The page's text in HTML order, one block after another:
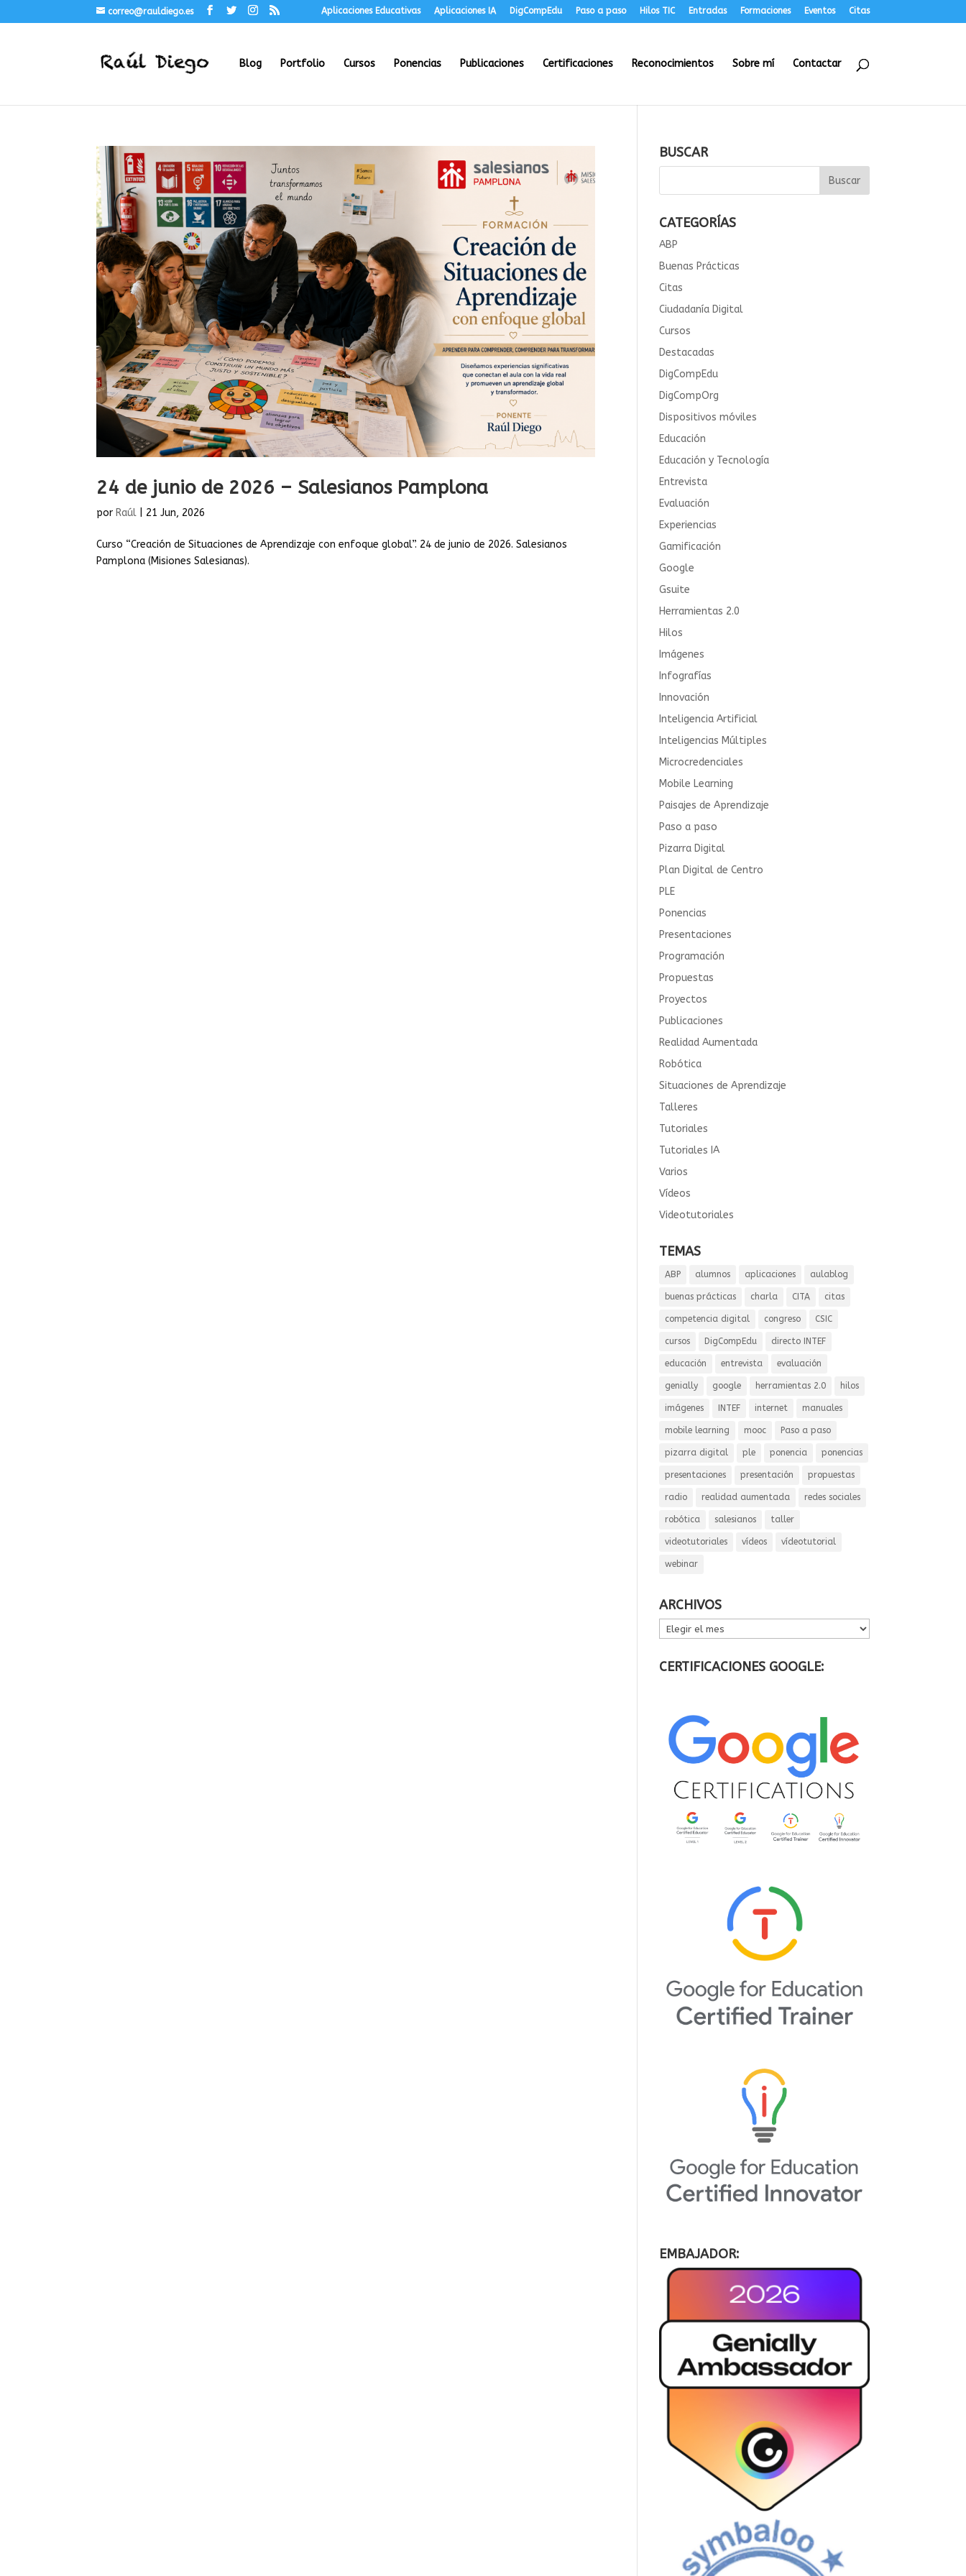
correo@rauldiego.es Aplicaciones Educativas Aplicaciones IA DigCompEdu Paso a paso Hilos TIC Entradas Formaciones Eventos Citas
Blog Portfolio Cursos Ponencias Publicaciones Certificaciones Reconocimientos Sobre mí Contactar
24 de junio de 2026 – Salesianos Pamplona
porRaúl 21 Jun, 2026
Curso “Creación de Situaciones de Aprendizaje con enfoque global”. 24 de junio de 2026. Salesianos
Pamplona (Misiones Salesianas).
BUSCAR
CATEGORÍAS
ABP
Buenas Prácticas
Citas
Ciudadanía Digital
Cursos
Destacadas
DigCompEdu
DigCompOrg
Dispositivos móviles
Educación
Educación y Tecnología
Entrevista
Evaluación
Experiencias
Gamificación
Google
Gsuite
Herramientas 2.0
Hilos
Imágenes
Infografías
Innovación
Inteligencia Artificial
Inteligencias Múltiples
Microcredenciales
Mobile Learning
Paisajes de Aprendizaje
Paso a paso
Pizarra Digital
Plan Digital de Centro
PLE
Ponencias
Presentaciones
Programación
Propuestas
Proyectos
Publicaciones
Realidad Aumentada
Robótica
Situaciones de Aprendizaje
Talleres
Tutoriales
Tutoriales IA
Varios
Vídeos
Videotutoriales
TEMAS
ABP alumnos aplicaciones aulablog
buenas prácticas charla CITA citas
competencia digital congreso CSIC
cursos DigCompEdu directo INTEF
educación entrevista evaluación
genially google herramientas 2.0 hilos
imágenes INTEF internet manuales
mobile learning mooc Paso a paso
pizarra digital ple ponencia ponencias
presentaciones presentación propuestas
radio realidad aumentada redes sociales
robótica salesianos taller
videotutoriales vídeos vídeotutorial
webinar
ARCHIVOS
ARCHIVOS
CERTIFICACIONES GOOGLE:
EMBAJADOR: